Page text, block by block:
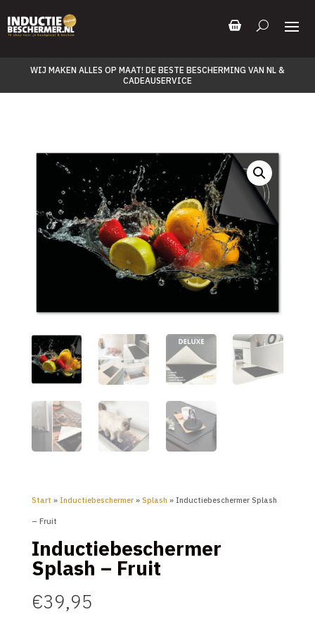
WIJ MAKEN ALLES OP MAAT! DE BESTE BESCHERMING VAN NL &
CADEAUSERVICE
Start » Inductiebeschermer» Splash » Inductiebeschermer Splash
– Fruit
Inductiebeschermer
Splash – Fruit
€39,95